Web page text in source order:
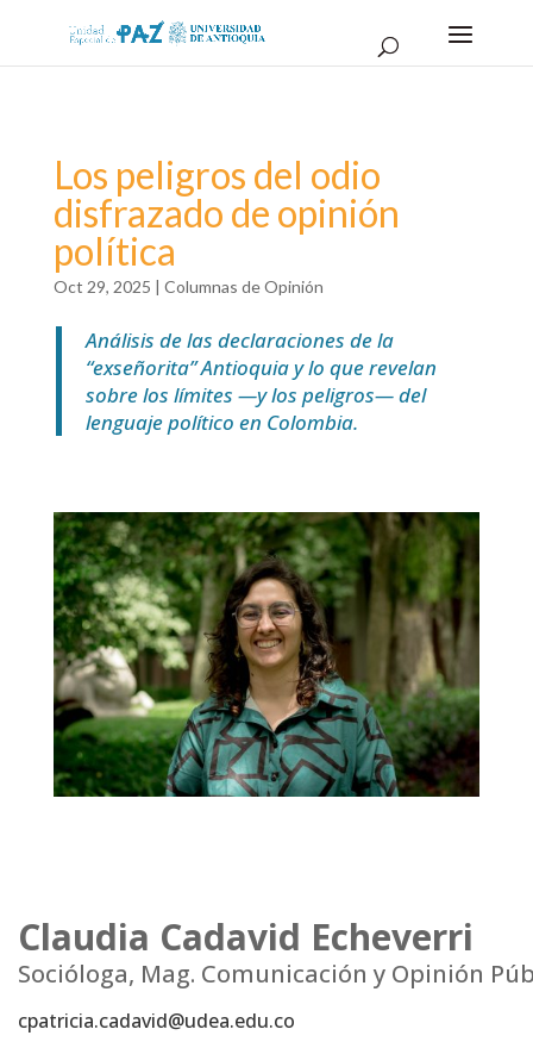
Los peligros del odio
disfrazado de opinión
política
Oct 29, 2025 | Columnas de Opinión
Análisis de las declaraciones de la
“exseñorita” Antioquia y lo que revelan
sobre los límites —y los peligros— del
lenguaje político en Colombia.
Claudia Cadavid Echeverri
Socióloga, Mag. Comunicación y Opinión
cpatricia.cadavid@udea.edu.co